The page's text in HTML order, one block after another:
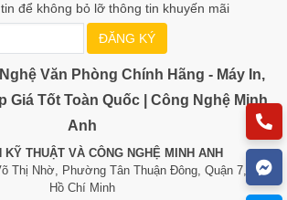
để không bỏ lỡ thông tin khuyến mãi
ĐĂNG KÝ
Văn Phòng Chính Hãng - Máy In,
Giá Tốt Toàn Quốc | Công Nghệ Minh
Anh
KỸ THUẬT VÀ CÔNG NGHỆ MINH ANH
Thị Nhờ, Phường Tân Thuận Đông, Quận 7, TP.
Hồ Chí Minh